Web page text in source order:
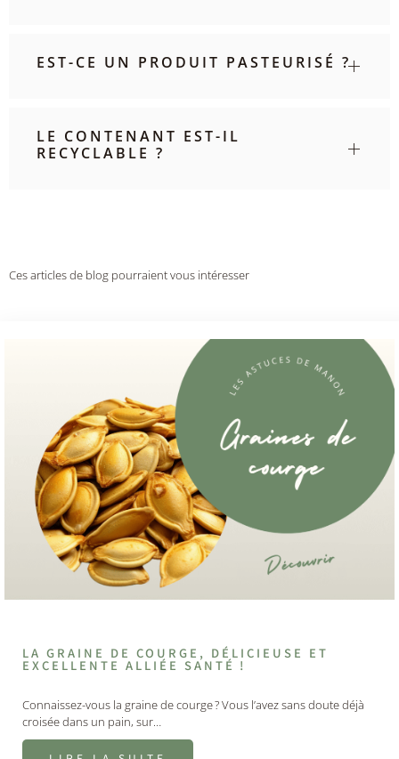
EST-CE UN PRODUIT PASTEURISÉ ?
LE CONTENANT EST-IL
RECYCLABLE ?
Ces articles de blog pourraient vous intéresser
LA GRAINE DE COURGE, DÉLICIEUSE ET
EXCELLENTE ALLIÉE SANTÉ !
Connaissez-vous la graine de courge ? Vous l’avez sans doute déjà
croisée dans un pain, sur…